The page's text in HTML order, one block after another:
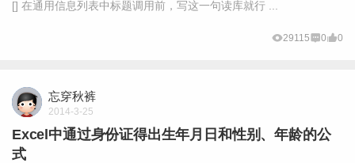
[] 在通用信息列表中标题调用前，写这一句读库就行 ...
29115 0 0
忘穿秋裤
2014-3-25
Excel中通过身份证得出生年月日和性别、年龄的公
式